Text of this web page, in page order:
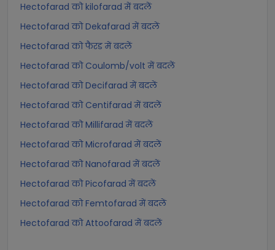
Hectofarad को kilofarad में बदलें
Hectofarad को Dekafarad में बदलें
Hectofarad को फैरड में बदलें
Hectofarad को Coulomb/volt में बदलें
Hectofarad को Decifarad में बदलें
Hectofarad को Centifarad में बदलें
Hectofarad को Millifarad में बदलें
Hectofarad को Microfarad में बदलें
Hectofarad को Nanofarad में बदलें
Hectofarad को Picofarad में बदलें
Hectofarad को Femtofarad में बदलें
Hectofarad को Attoofarad में बदलें